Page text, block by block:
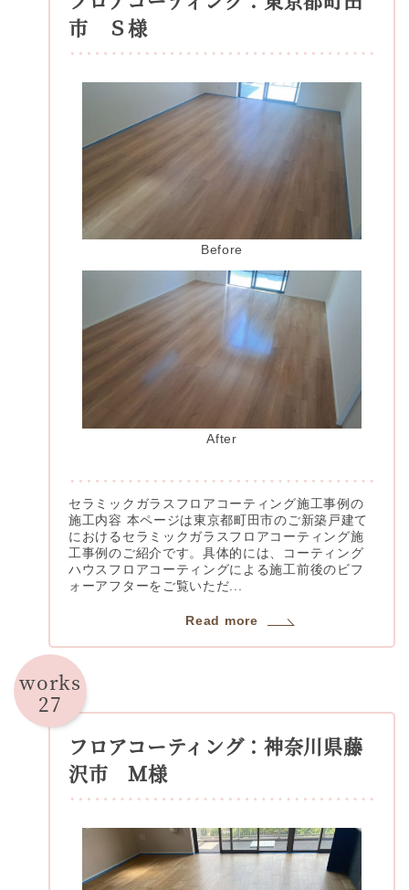
市 Ｓ様
Before
After
セラミックガラスフロアコーティング施工事例の
施工内容 本ページは東京都町田市のご新築戸建て
におけるセラミックガラスフロアコーティング施
工事例のご紹介です。具体的には、コーティング
ハウスフロアコーティングによる施工前後のビフ
ォーアフターをご覧いただ...
Read more
works
27
フロアコーティング：神奈川県藤
沢市 Ｍ様